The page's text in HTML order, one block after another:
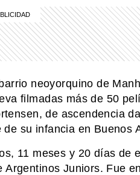
neoyorquino de
filmadas más de 50
de ascendencia
su infancia en Buenos
11 meses y 20 días de
Juniors. Fue